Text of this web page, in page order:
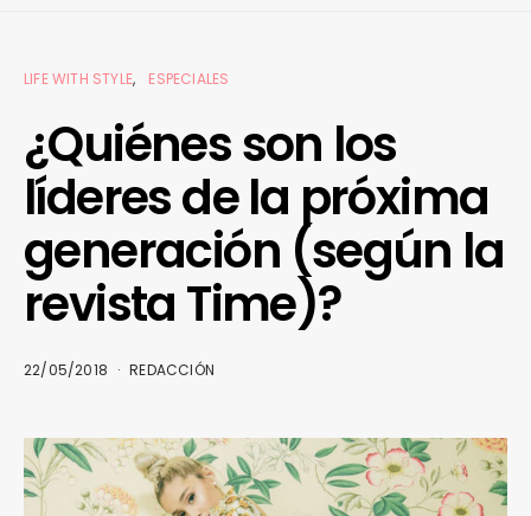
LIFE WITH STYLE ESPECIALES
¿Quiénes son los
líderes de la próxima
generación (según la
revista Time)?
22/05/2018 REDACCIÓN